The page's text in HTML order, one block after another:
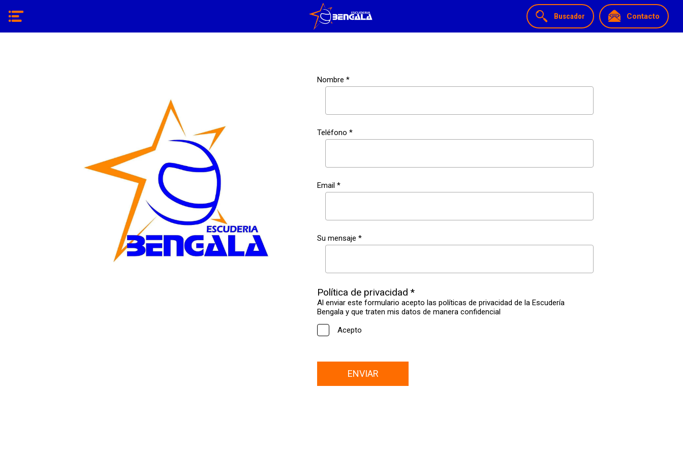
Buscador Contacto
Nombre *
Teléfono *
Email *
Su mensaje *
Política de privacidad *
Al enviar este formulario acepto las políticas de privacidad de la Escudería
Bengala y que traten mis datos de manera confidencial
Acepto
ENVIAR